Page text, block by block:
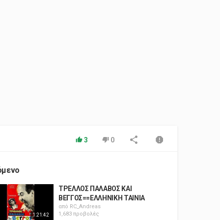
3 0
1:21:42
ΤΡΕΛΛΟΣ ΠΑΛΑΒΟΣ ΚΑΙ
ΒΕΓΓΟΣ==ΕΛΛΗΝΙΚΗ ΤΑΙΝΙΑ
από RC_Andreas
1,683 προβολές